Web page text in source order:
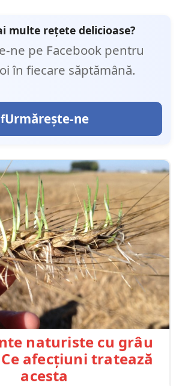
multe rețete delicioase?
ne pe Facebook pentru
în fiecare săptămână.
Urmărește-ne
naturiste cu grâu
afecțiuni tratează
acesta